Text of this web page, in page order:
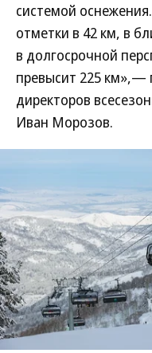
системой
отметки в 42 км, в
в долгосрочной
превысит 225 км»,—
директоров
Иван Морозов.